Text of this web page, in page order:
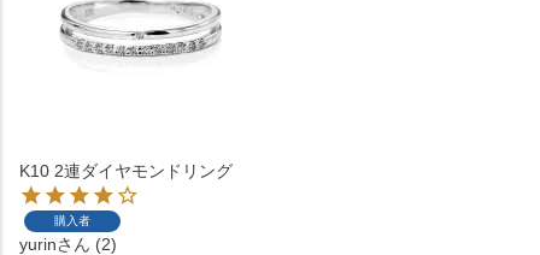
K10 2連ダイヤモンドリング
購入者
yurin 2